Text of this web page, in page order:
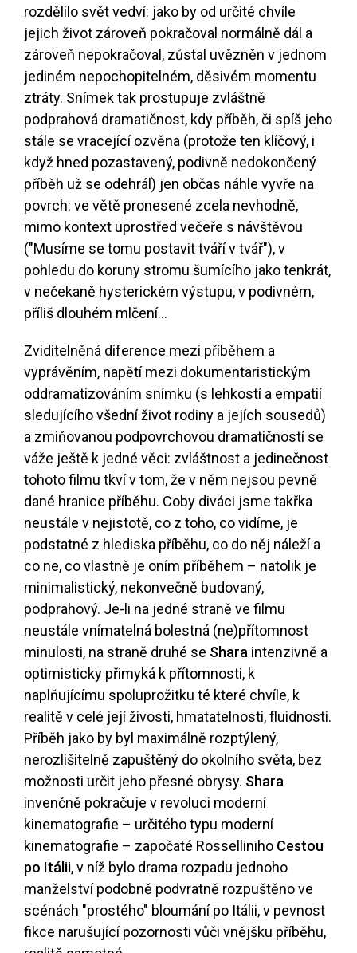
rozdělilo svět vedví: jako by od určité chvíle
jejich život zároveň pokračoval normálně dál a
zároveň nepokračoval, zůstal uvězněn v jednom
jediném nepochopitelném, děsivém momentu
ztráty. Snímek tak prostupuje zvláštně
podprahová dramatičnost, kdy příběh, či spíš jeho
stále se vracející ozvěna (protože ten klíčový, i
když hned pozastavený, podivně nedokončený
příběh už se odehrál) jen občas náhle vyvře na
povrch: ve větě pronesené zcela nevhodně,
mimo kontext uprostřed večeře s návštěvou
("Musíme se tomu postavit tváří v tvář"), v
pohledu do koruny stromu šumícího jako tenkrát,
v nečekaně hysterickém výstupu, v podivném,
příliš dlouhém mlčení...
Zviditelněná diference mezi příběhem a
vyprávěním, napětí mezi dokumentaristickým
oddramatizováním snímku (s lehkostí a empatií
sledujícího všední život rodiny a jejích sousedů)
a zmiňovanou podpovrchovou dramatičností se
váže ještě k jedné věci: zvláštnost a jedinečnost
tohoto filmu tkví v tom, že v něm nejsou pevně
dané hranice příběhu. Coby diváci jsme takřka
neustále v nejistotě, co z toho, co vidíme, je
podstatné z hlediska příběhu, co do něj náleží a
co ne, co vlastně je oním příběhem – natolik je
minimalistický, nekonvečně budovaný,
podprahový. Je-li na jedné straně ve filmu
neustále vnímatelná bolestná (ne)přítomnost
minulosti, na straně druhé se Shara intenzivně a
optimisticky přimyká k přítomnosti, k
naplňujícímu spoluprožitku té které chvíle, k
realitě v celé její živosti, hmatatelnosti, fluidnosti.
Příběh jako by byl maximálně rozptýlený,
nerozlišitelně zapuštěný do okolního světa, bez
možnosti určit jeho přesné obrysy. Shara
invenčně pokračuje v revoluci moderní
kinematografie – určitého typu moderní
kinematografie – započaté Rosselliniho Cestou
po Itálii, v níž bylo drama rozpadu jednoho
manželství podobně podvratně rozpuštěno ve
scénách "prostého" bloumání po Itálii, v pevnost
fikce narušující pozornosti vůči vnějšku příběhu,